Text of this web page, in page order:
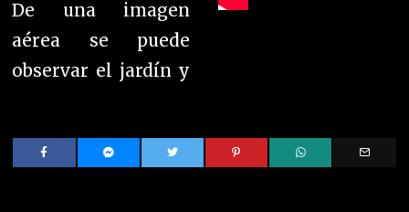
De una imagen
aérea se puede
observar el jardín y